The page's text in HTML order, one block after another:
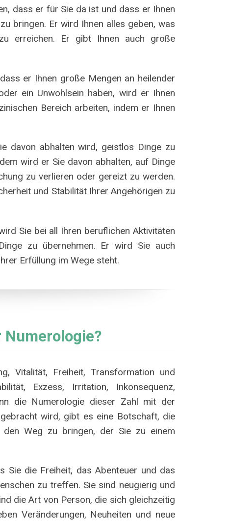
dass er für Sie da ist und dass er Ihnen
bringen. Er wird Ihnen alles geben, was
erreichen. Er gibt Ihnen auch große
er Ihnen große Mengen an heilender
ein Unwohlsein haben, wird er Ihnen
Bereich arbeiten, indem er Ihnen
davon abhalten wird, geistlos Dinge zu
wird er Sie davon abhalten, auf Dinge
zu verlieren oder gereizt zu werden.
und Stabilität Ihrer Angehörigen zu
Sie bei all Ihren beruflichen Aktivitäten
zu übernehmen. Er wird Sie auch
Erfüllung im Wege steht.
Numerologie?
Vitalität, Freiheit, Transformation und
Exzess, Irritation, Inkonsequenz,
die Numerologie dieser Zahl mit der
wird, gibt es eine Botschaft, die
Weg zu bringen, der Sie zu einem
Sie die Freiheit, das Abenteuer und das
zu treffen. Sie sind neugierig und
die Art von Person, die sich gleichzeitig
Veränderungen, Neuheiten und neue